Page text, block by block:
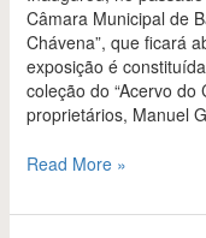
Câmara Municipal de
Chávena”, que ficará
exposição é
coleção do “Acervo
proprietários, Manuel
Read More »